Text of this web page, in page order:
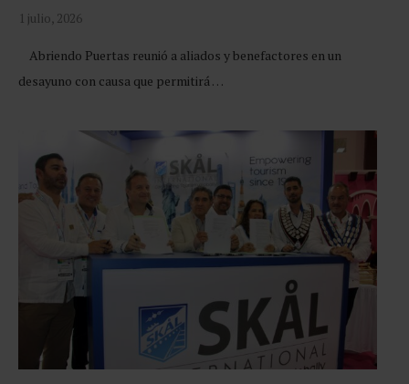
1 julio, 2026
Abriendo Puertas reunió a aliados y benefactores en un
desayuno con causa que permitirá …